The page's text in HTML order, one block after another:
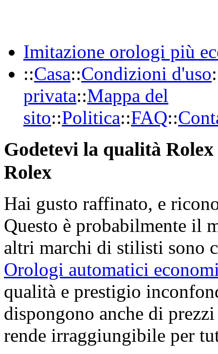
Imitazione orologi più
::Casa::Condizioni d'uso
privata::Mappa del
sito::Politica::FAQ::
Godetevi la qualità
Rolex
Hai gusto raffinato, e
Questo è probabilmente il
altri marchi di stilisti sono
Orologi automatici
qualità e prestigio
dispongono anche di
rende irraggiungibile per